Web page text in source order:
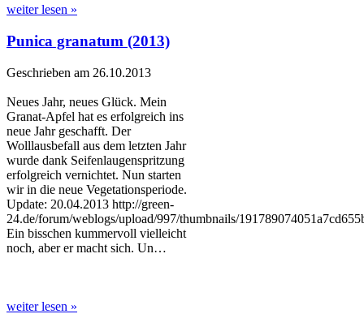
weiter lesen »
Punica granatum (2013)
Geschrieben am 26.10.2013
Neues Jahr, neues Glück. Mein
Granat-Apfel hat es erfolgreich ins
neue Jahr geschafft. Der
Wolllausbefall aus dem letzten Jahr
wurde dank Seifenlaugenspritzung
erfolgreich vernichtet. Nun starten
wir in die neue Vegetationsperiode.
Update: 20.04.2013 http://green-
24.de/forum/weblogs/upload/997/thumbnails/
Ein bisschen kummervoll vielleicht
noch, aber er macht sich. Un…
weiter lesen »